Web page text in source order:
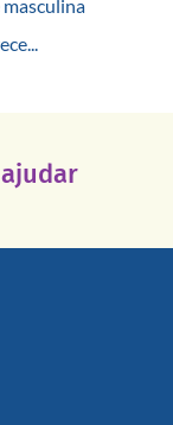
masculina